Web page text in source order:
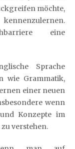
möchte,
eine
Sprache
wie Grammatik,
einer neuen
wenn
Konzepte im
verstehen.